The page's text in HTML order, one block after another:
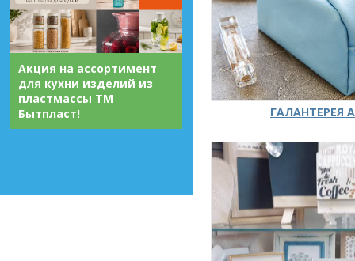
Акция на ассортимент
для кухни изделий из
пластмассы ТМ
Бытпласт!
ГАЛАНТЕРЕЯ